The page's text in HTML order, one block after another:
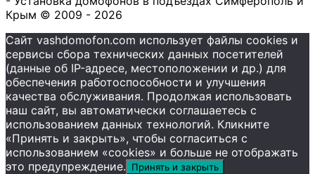
Крым © 2009 - 2026
Сайт vashdomofon.com использует файлы cookies и
сервисы сбора технических данных посетителей
(данные об IP-адресе, местоположении и др.) для
обеспечения работоспособности и улучшения
качества обслуживания. Продолжая использовать
наш сайт, вы автоматически соглашаетесь с
использованием данных технологий. Кликните
«Принять и закрыть», чтобы согласиться с
использованием «cookies» и больше не отображать
это предупреждение.
Принять и закрыть